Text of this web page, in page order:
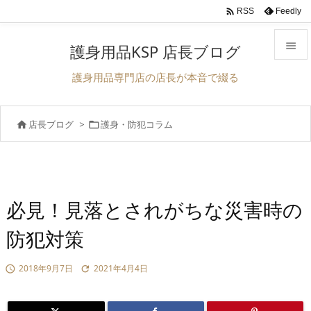


 RSS Feedly
護身用品KSP 店長ブログ
護身用品専門店の店長が本音で綴る
 店長ブログ > 護身・防犯コラム
必見！見落とされがちな災害時の
防犯対策
 2018年9月7日  2021年4月4日